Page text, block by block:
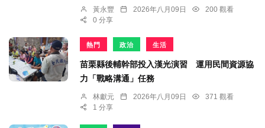
黃永豐 2026年八月09日
200 觀看
0 分享
熱門 政治 生活
苗栗縣後輔幹部投入漢光演習 運用民間資源協
力「戰略溝通」任務
林獻元 2026年八月09日
371 觀看
1 分享